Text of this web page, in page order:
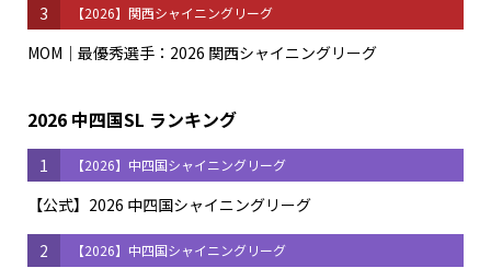
3 【2026】関西シャイニングリーグ
MOM｜最優秀選手：2026 関西シャイニングリーグ
2026 中四国SL ランキング
1 【2026】中四国シャイニングリーグ
【公式】2026 中四国シャイニングリーグ
2 【2026】中四国シャイニングリーグ